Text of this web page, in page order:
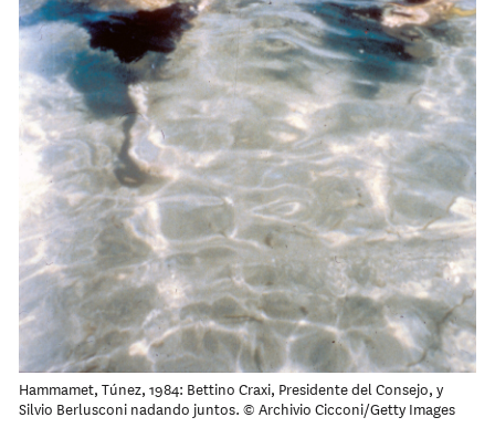
Hammamet, Túnez, 1984: Bettino Craxi, Presidente del Consejo, y
Silvio Berlusconi nadando juntos. © Archivio Cicconi/Getty Images